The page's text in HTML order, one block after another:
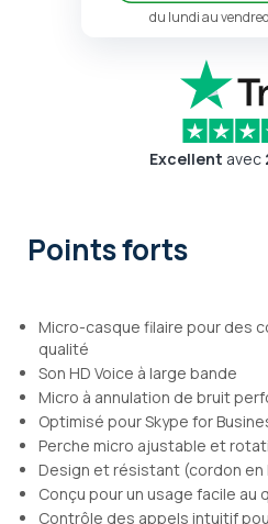
du lundi au
Excellent avec
Points forts
Micro-casque filaire pour des
qualité
Son HD Voice à large bande
Micro à annulation de bruit
Optimisé pour Skype for
Perche micro ajustable et
Design et résistant (cordon en
Conçu pour un usage facile au
Contrôle des appels intuitif